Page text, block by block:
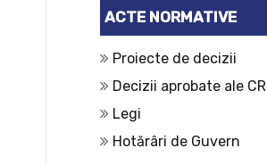
ACTE NORMATIVE
Proiecte de decizii
Decizii aprobate ale CR
Legi
Hotărâri de Guvern